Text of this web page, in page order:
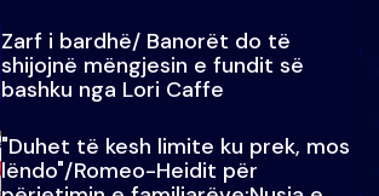
Zarf i bardhë/ Banorët do të
shijojnë mëngjesin e fundit së
bashku nga Lori Caffe
"Duhet të kesh limite ku prek, mos
lëndo"/Romeo-Heidit për